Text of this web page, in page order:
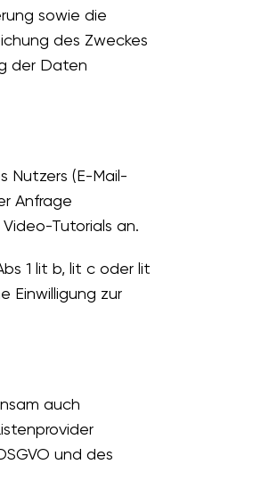
sowie die
des Zweckes
der Daten
Nutzers (E-Mail-
Anfrage
Tutorials an.
1 lit b, lit c oder lit
Einwilligung zur
auch
und des